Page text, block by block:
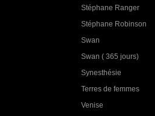
Stéphane Ranger
Stéphane Robinson
Swan
Swan ( 365 jours)
Synesthésie
Terres de femmes
Venise